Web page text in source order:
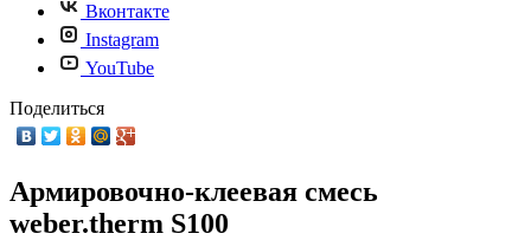
Вконтакте
Instagram
YouTube
Поделиться
Армировочно-клеевая смесь
weber.therm S100